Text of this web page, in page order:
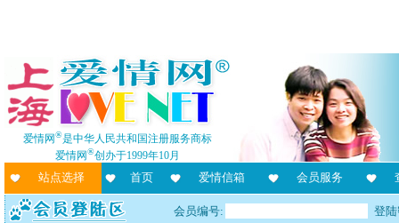
爱情网®是中华人民共和国注册服务商标
爱情网®创办于1999年10月
站点选择 首页 爱情信箱 会员服务
会员编号: 登